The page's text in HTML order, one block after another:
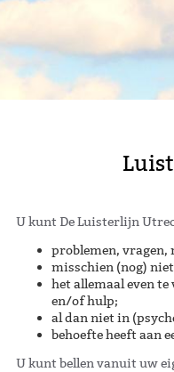
U kunt De Luisterlijn
problemen, vragen,
misschien (nog)
het allemaal even te
en/of hulp;
al dan niet in
behoefte heeft aan
U kunt bellen vanuit uw